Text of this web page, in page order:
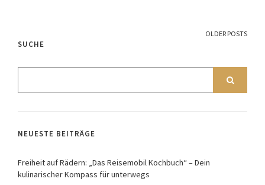
OLDER POSTS
SUCHE
NEUESTE BEITRÄGE
Freiheit auf Rädern: „Das Reisemobil Kochbuch“ – Dein
kulinarischer Kompass für unterwegs